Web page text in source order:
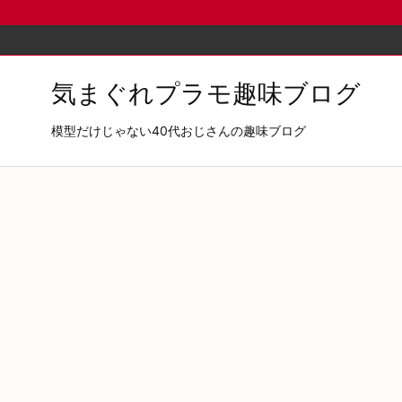
気まぐれプラモ趣味ブログ
模型だけじゃない40代おじさんの趣味ブログ